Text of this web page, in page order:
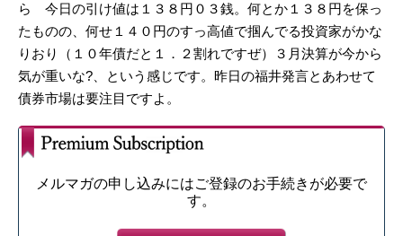
ら 今日の引け値は１３８円０３銭。何とか１３８円を保っ
たものの、何せ１４０円のすっ高値で掴んでる投資家がかな
りおり（１０年債だと１．２割れですぜ）３月決算が今から
気が重いな?、という感じです。昨日の福井発言とあわせて
債券市場は要注目ですよ。
メルマガの申し込みにはご登録のお手続きが必要で
す。